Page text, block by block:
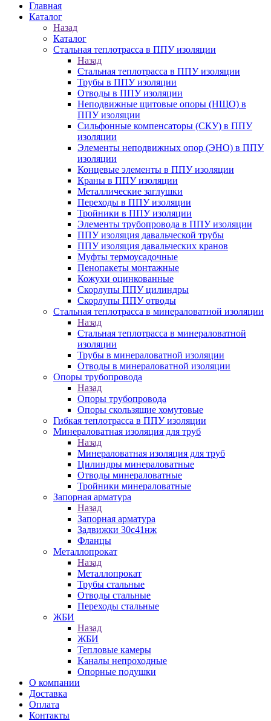
Главная
Каталог
Назад
Каталог
Стальная теплотрасса в ППУ изоляции
Назад
Стальная теплотрасса в ППУ изоляции
Трубы в ППУ изоляции
Отводы в ППУ изоляции
Неподвижные щитовые опоры (НЩО) в
ППУ изоляции
Cильфонные компенсаторы (СКУ) в ППУ
изоляции
Элементы неподвижных опор (ЭНО) в ППУ
изоляции
Концевые элементы в ППУ изоляции
Краны в ППУ изоляции
Металлические заглушки
Переходы в ППУ изоляции
Тройники в ППУ изоляции
Элементы трубопровода в ППУ изоляции
ППУ изоляция давальческой трубы
ППУ изоляция давальческих кранов
Муфты термоусадочные
Пенопакеты монтажные
Кожухи оцинкованные
Скорлупы ППУ цилиндры
Скорлупы ППУ отводы
Стальная теплотрасса в минераловатной изоляции
Назад
Стальная теплотрасса в минераловатной
изоляции
Трубы в минераловатной изоляции
Отводы в минераловатной изоляции
Опоры трубопровода
Назад
Опоры трубопровода
Опоры скользящие хомутовые
Гибкая теплотрасса в ППУ изоляции
Минераловатная изоляция для труб
Назад
Минераловатная изоляция для труб
Цилиндры минераловатные
Отводы минераловатные
Тройники минераловатные
Запорная арматура
Назад
Запорная арматура
Задвижки 30с41нж
Фланцы
Металлопрокат
Назад
Металлопрокат
Трубы стальные
Отводы стальные
Переходы стальные
ЖБИ
Назад
ЖБИ
Тепловые камеры
Каналы непроходные
Опорные подушки
О компании
Доставка
Оплата
Контакты